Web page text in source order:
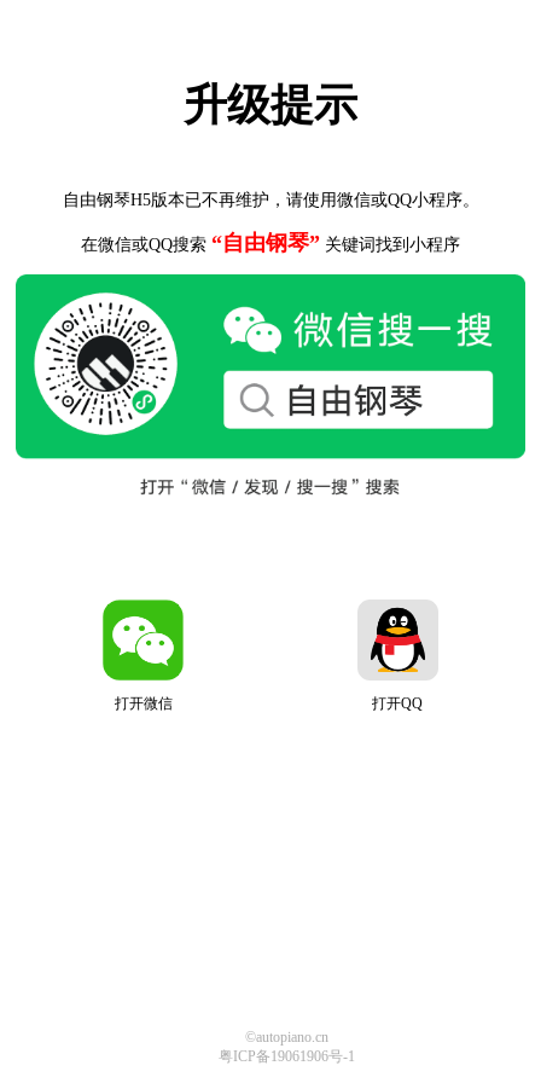
升级提示
自由钢琴H5版本已不再维护，请使用微信或QQ小程序。
在微信或QQ搜索 “自由钢琴” 关键词找到小程序
打开微信 打开QQ
©autopiano.cn
粤ICP备19061906号-1